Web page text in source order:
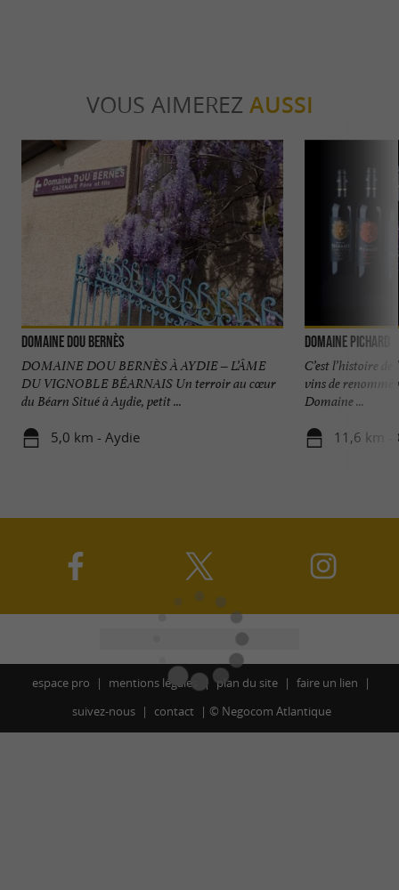
VOUS AIMEREZ AUSSI
Domaine Dou Bernès
DOMAINE DOU BERNÈS À AYDIE – L’ÂME
DU VIGNOBLE BÉARNAIS Un terroir au cœur
du Béarn Situé à Aydie, petit ...
5,0 km - Aydie
Domaine Pichard
C’est l’histoire
vins de renommé
Domaine ...
11,6 km -
espace pro mentions légales plan du site
faire un lien
suivez-nous
contact © Negocom Atlantique